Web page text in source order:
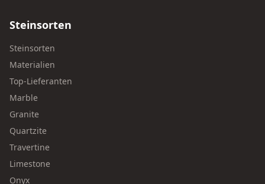
Steinsorten
Steinsorten
Materialien
Top-Lieferanten
Marble
Granite
Quartzite
Travertine
Limestone
Onyx